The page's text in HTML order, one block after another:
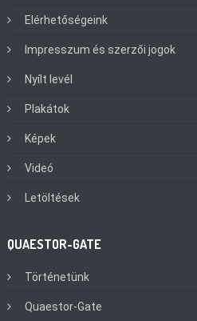
Elérhetőségeink
Impresszum és szerzői jogok
Nyílt levél
Plakátok
Képek
Videó
Letöltések
QUAESTOR-GATE
Történetünk
Quaestor-Gate